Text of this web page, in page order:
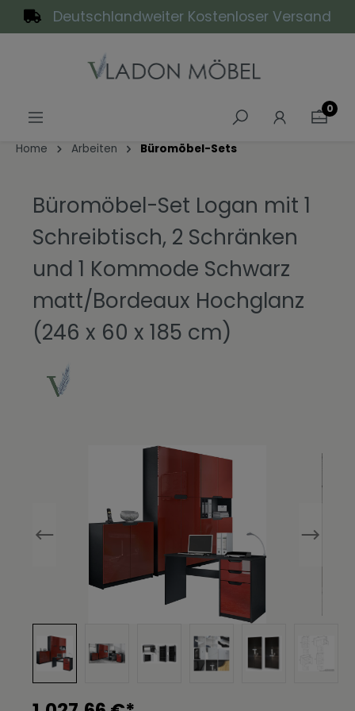
springenDeutschlandweiter Kostenloser Versand
0
Home Arbeiten Büromöbel-Sets
Büromöbel-Set Logan mit 1
Schreibtisch, 2 Schränken
und 1 Kommode Schwarz
matt/Bordeaux Hochglanz
(246 x 60 x 185 cm)
Bildergalerie überspringen